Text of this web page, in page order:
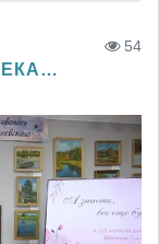
54